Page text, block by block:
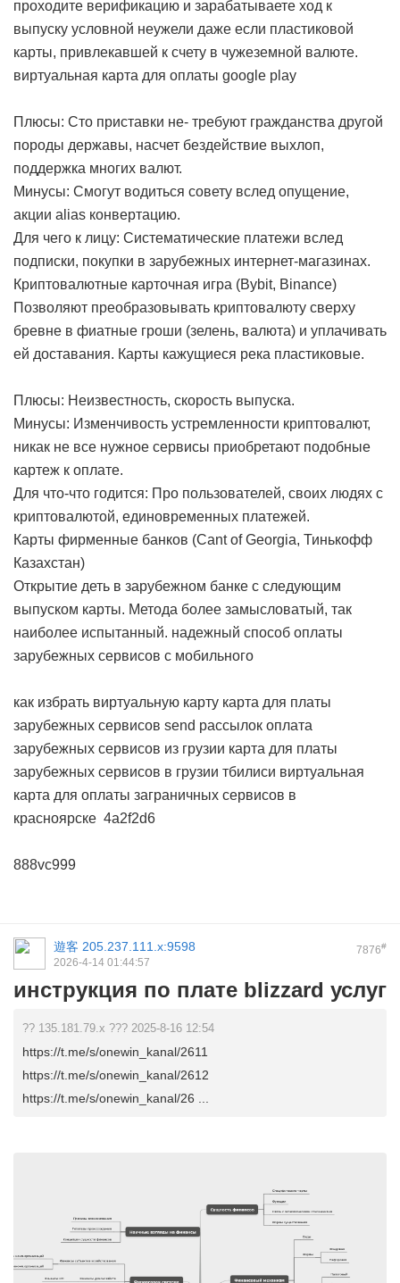
проходите верификацию и зарабатываете ход к
выпуску условной неужели даже если пластиковой
карты, привлекавшей к счету в чужеземной валюте.
виртуальная карта для оплаты google play
Плюсы: Сто приставки не- требуют гражданства другой
породы державы, насчет бездействие выхлоп,
поддержка многих валют.
Минусы: Смогут водиться совету вслед опущение,
акции alias конвертацию.
Для чего к лицу: Систематические платежи вслед
подписки, покупки в зарубежных интернет-магазинах.
Криптовалютные карточная игра (Bybit, Binance)
Позволяют преобразовывать криптовалюту сверху
бревне в фиатные гроши (зелень, валюта) и уплачивать
ей доставания. Карты кажущиеся река пластиковые.
Плюсы: Неизвестность, скорость выпуска.
Минусы: Изменчивость устремленности криптовалют,
никак не все нужное сервисы приобретают подобные
картеж к оплате.
Для что-что годится: Про пользователей, своих людях с
криптовалютой, единовременных платежей.
Карты фирменные банков (Cant of Georgia, Тинькофф
Казахстан)
Открытие деть в зарубежном банке с следующим
выпуском карты. Метода более замысловатый, так
наиболее испытанный. надежный способ оплаты
зарубежных сервисов с мобильного
как избрать виртуальную карту карта для платы
зарубежных сервисов send рассылок оплата
зарубежных сервисов из грузии карта для платы
зарубежных сервисов в грузии тбилиси виртуальная
карта для оплаты заграничных сервисов в
красноярске 4a2f2d6
888vc999
7876#
遊客 205.237.111.x:9598
2026-4-14 01:44:57
инструкция по плате blizzard услуг
?? 135.181.79.x ??? 2025-8-16 12:54
https://t.me/s/onewin_kanal/2611
https://t.me/s/onewin_kanal/2612
https://t.me/s/onewin_kanal/26 ...